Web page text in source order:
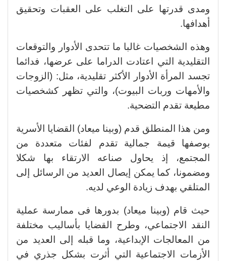
ومدى قدرتها على التغلب على العقبات وتحقيق
أهدافها.
وهذه الشخصيات غالبا ما تتحدى الأدوار والتوقعات
التقليدية التي اعتادت الدراما على عرضها، فدائما
تجسد المرأة الأدوار الأكثر تقليدية، مثل: (الزوجات
والأمهات وربات البيوت)، والتي تظهر كشخصيات
مطيعة تقدم التضحية.
ومن هذا المنطلق قدم (وبينا ميعاد) القضايا الأسرية
بوصفها قيمة جمالية تقدم لفئات متعددة من
المجتمع، إذ يحاول صناعه الارتقاء بها شكلا
ومضمونا، كما يمكن إيصال العديد من الرسائل إلى
المتلقي بهدف زيادة الوعي لديه.
حيث قام (وبينا ميعاد) بدورها فى ممارسة عملية
النقد الاجتماعي، وطرح القضايا بأساليب مختلفة
من المعالجات الإبداعية، وما قبله إلى العديد من
الأزمات الاجتماعية التي أثرت بشكل جذري في